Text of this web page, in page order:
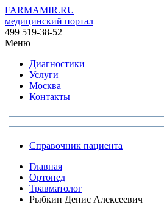
FARMAMIR.RU
медицинский портал
499 519-38-52
Меню
Диагностики
Услуги
Москва
Контакты
Справочник пациента
Главная
Ортопед
Травматолог
Рыбкин Денис Алексеевич